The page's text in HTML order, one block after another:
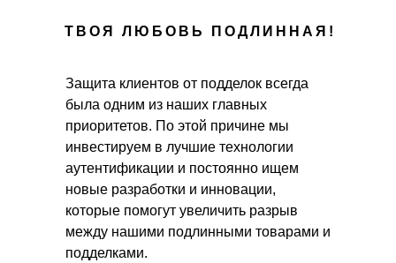
ТВОЯ ЛЮБОВЬ ПОДЛИННАЯ!
Защита клиентов от подделок всегда
была одним из наших главных
приоритетов. По этой причине мы
инвестируем в лучшие технологии
аутентификации и постоянно ищем
новые разработки и инновации,
которые помогут увеличить разрыв
между нашими подлинными товарами и
подделками.